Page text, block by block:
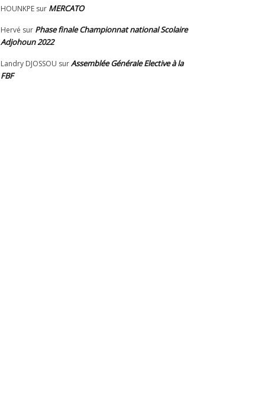
HOUNKPE sur MERCATO
Hervé sur Phase finale Championnat national Scolaire
Adjohoun 2022
Landry DJOSSOU surAssemblée Générale Elective à la
FBF